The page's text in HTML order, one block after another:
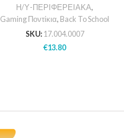
Η/Υ-ΠΕΡΙΦΕΡΕΙΑΚΑ,
Gaming Ποντίκια, Back To School
SKU: 17.004.0007
€13.80